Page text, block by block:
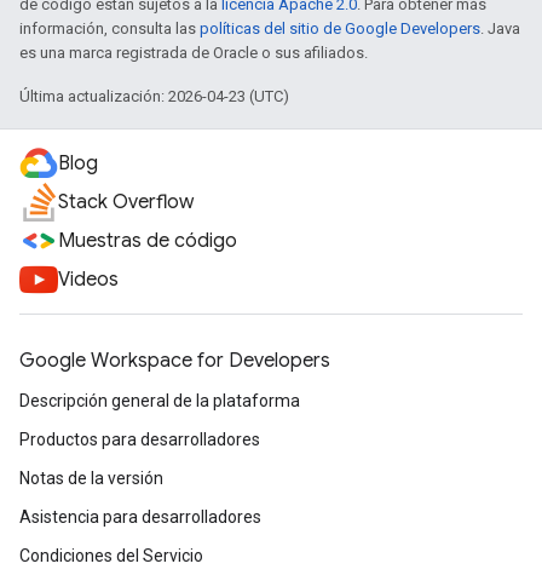
de código están sujetos a la licencia Apache 2.0. Para obtener más
información, consulta las políticas del sitio de Google Developers. Java
es una marca registrada de Oracle o sus afiliados.
Última actualización: 2026-04-23 (UTC)
Blog
Stack Overflow
Muestras de código
Videos
Google Workspace for Developers
Descripción general de la plataforma
Productos para desarrolladores
Notas de la versión
Asistencia para desarrolladores
Condiciones del Servicio